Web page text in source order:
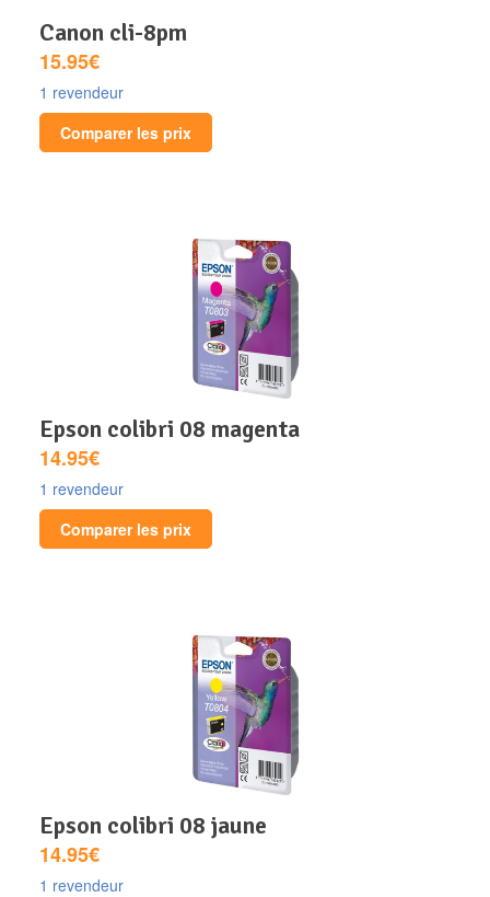
canon cli-8pm
15.95€
1 revendeur
Comparer les prix
epson colibri 08 magenta
14.95€
1 revendeur
Comparer les prix
epson colibri 08 jaune
14.95€
1 revendeur